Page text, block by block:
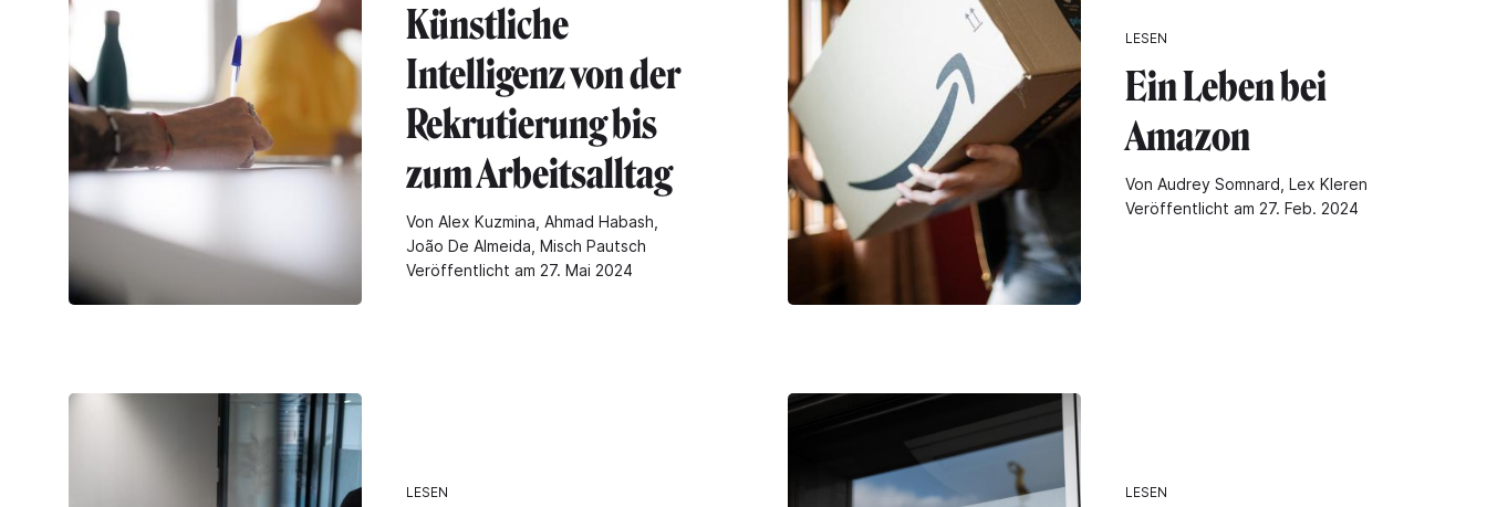
Künstliche
Intelligenz von der
Rekrutierung bis
zum Arbeitsalltag
Von Alex Kuzmina, Ahmad Habash,
João De Almeida, Misch Pautsch
Veröffentlicht am 27. Mai 2024
LESEN
Ein Leben bei
Amazon
Von Audrey Somnard, Lex Kleren
Veröffentlicht am 27. Feb. 2024
LESEN LESEN